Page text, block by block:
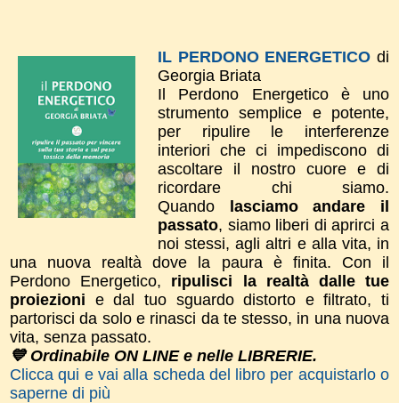
IL PERDONO ENERGETICO di
Georgia Briata
Il Perdono Energetico è uno
strumento semplice e potente,
per ripulire le interferenze
interiori che ci impediscono di
ascoltare il nostro cuore e di
ricordare chi siamo.
Quando lasciamo andare il
passato, siamo liberi di aprirci a
noi stessi, agli altri e alla vita, in
una nuova realtà dove la paura è finita. ​Con il
Perdono Energetico, ripulisci la realtà dalle tue
proiezioni e dal tuo sguardo distorto e filtrato, ti
partorisci da solo e rinasci da te stesso, in una nuova
vita, senza passato.
💙 Ordinabile ON LINE e nelle LIBRERIE.
Clicca qui e vai alla scheda del libro per acquistarlo o
saperne di più